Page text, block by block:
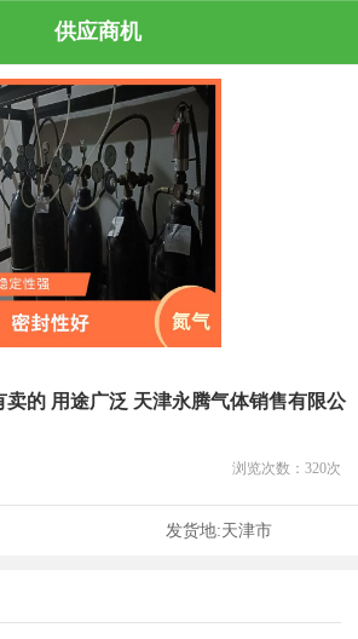
供应商机
的 用途广泛 天津永腾气体销售有限公
浏览次数： 320次
发货地:天津市